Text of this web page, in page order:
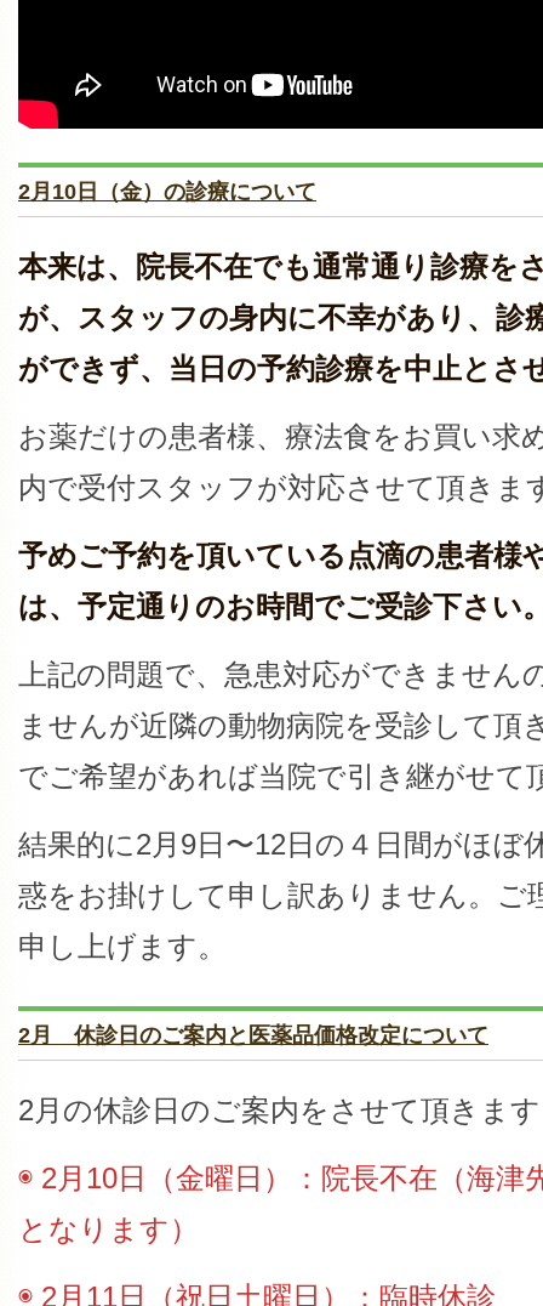
2月10日（金）の診療について
本来は、院長不在でも通常通り診療を
が、スタッフの身内に不幸があり、診
ができず、当日の予約診療を中止とさ
お薬だけの患者様、療法食をお買い求
内で受付スタッフが対応させて頂きま
予めご予約を頂いている点滴の患者様
は、予定通りのお時間でご受診下さい
上記の問題で、急患対応ができません
ませんが近隣の動物病院を受診して頂
でご希望があれば当院で引き継がせて
結果的に2月9日〜12日の４日間がほぼ
惑をお掛けして申し訳ありません。ご
申し上げます。
2月 休診日のご案内と医薬品価格改定について
2月の休診日のご案内をさせて頂きま
◉ 2月10日（金曜日）：院長不在（海津
となります）
◉ 2月11日（祝日土曜日）：臨時休診